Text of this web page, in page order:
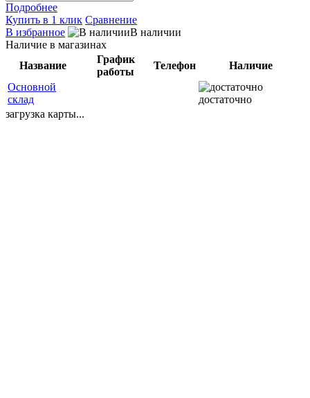
Подробнее
Купить в 1 клик Сравнение
В избранное
В наличии
Наличие в магазинах
Название
График
работы
Телефон
Наличие
Основной
склад
достаточно
загрузка карты...